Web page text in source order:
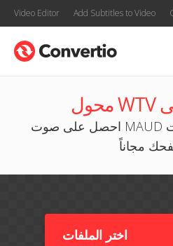
Video Editor Add Subtitles to Video
احصل على صوت MAUD من فيديوهات WTV في
مجاناً
اختر الملفات